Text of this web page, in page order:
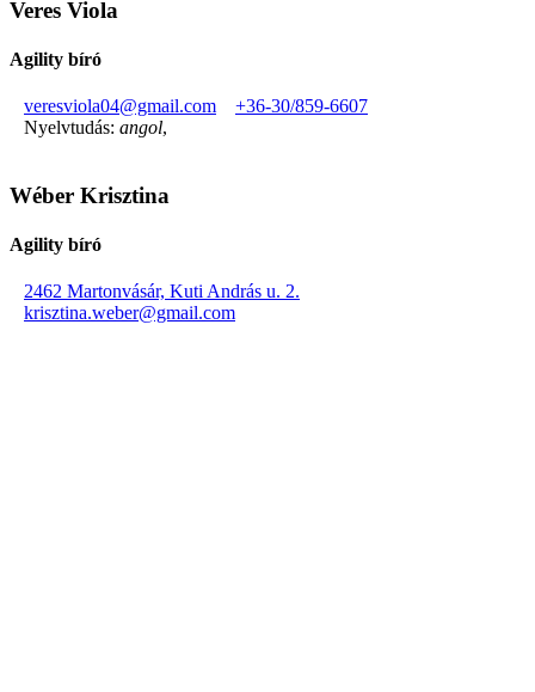
Veres Viola
Agility bíró
veresviola04@gmail.com
+36-30/859-6607
Nyelvtudás: angol,
Wéber Krisztina
Agility bíró
2462 Martonvásár, Kuti András u. 2.
krisztina.weber@gmail.com